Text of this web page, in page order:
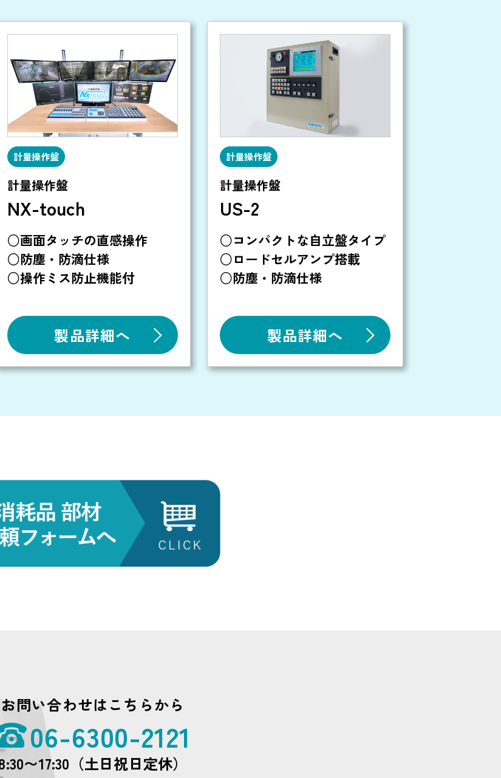
計量操作盤
計量操作盤
NX-touch
○画面タッチの直感操作
○防塵・防滴仕様
○操作ミス防止機能付
製品詳細へ
計量操作盤
計量操作盤
US-2
○コンパクトな自立盤タイプ
○ロードセルアンプ搭載
○防塵・防滴仕様
製品詳細へ
お問い合わせはこちらから
06-6300-2121
〜17:30（土日祝日定休）